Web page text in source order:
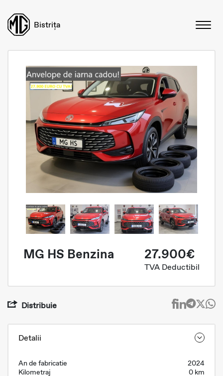
Bistrița
MG HS Benzina 27.900€
TVA Deductibil
Distribuie
Detalii
An de fabricatie
2024
Kilometraj
0 km